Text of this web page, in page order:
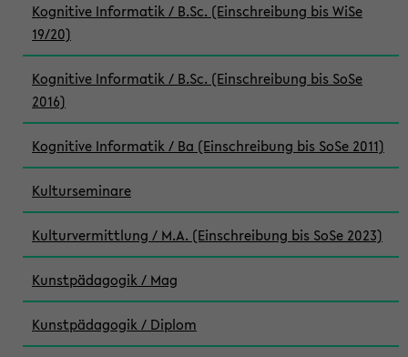
Kognitive Informatik / B.Sc. (Einschreibung bis WiSe
19/20)
Kognitive Informatik / B.Sc. (Einschreibung bis SoSe
2016)
Kognitive Informatik / Ba (Einschreibung bis SoSe 2011)
Kulturseminare
Kulturvermittlung / M.A. (Einschreibung bis SoSe 2023)
Kunstpädagogik / Mag
Kunstpädagogik / Diplom